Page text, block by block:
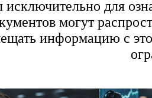
исключительно для
могут
информацию с